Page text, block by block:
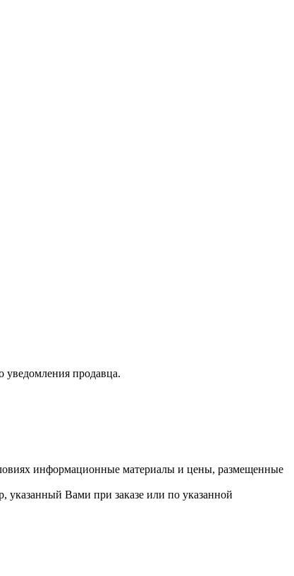
уведомления продавца.
информационные материалы и цены, размещенные
указанный Вами при заказе или по указанной